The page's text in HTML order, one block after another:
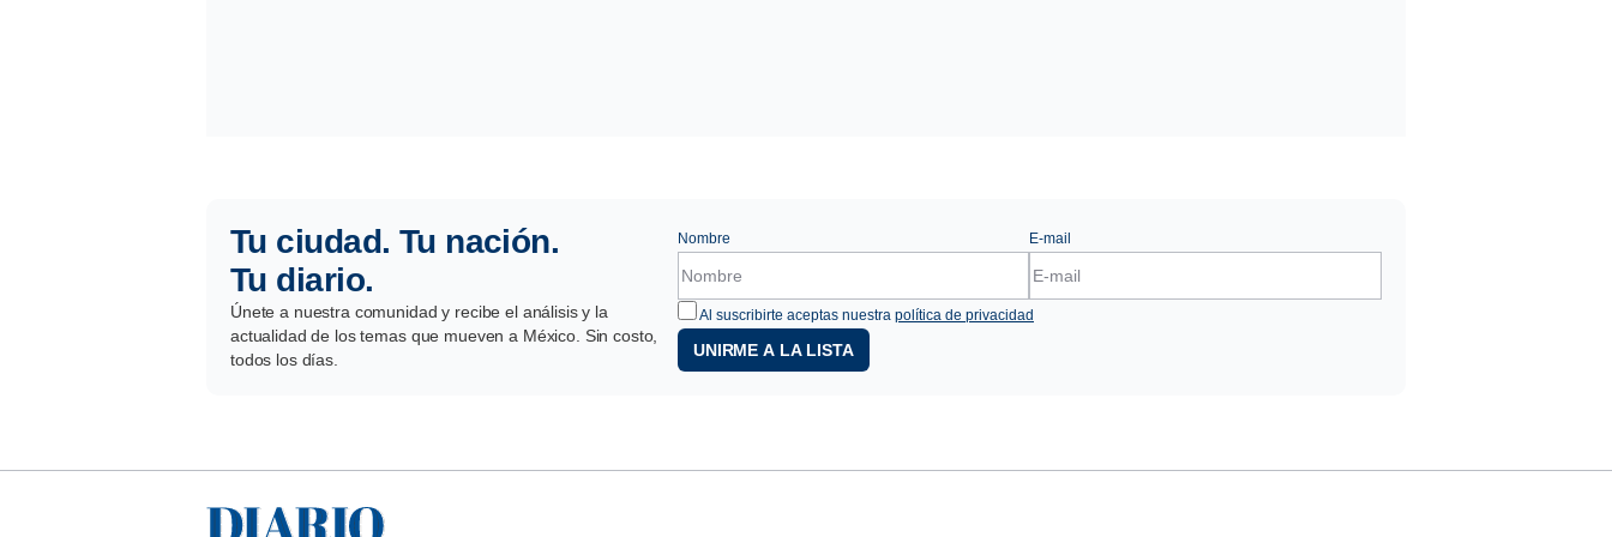
Tu ciudad. Tu nación.
Tu diario.
Únete a nuestra comunidad y recibe el análisis y la
actualidad de los temas que mueven a México. Sin costo,
todos los días.
Nombre E-mail
Al suscribirte aceptas nuestra política de privacidad
UNIRME A LA LISTA